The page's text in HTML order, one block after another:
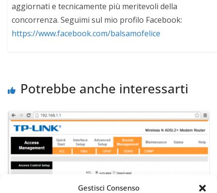
Gestisci Consenso
aggiornati e tecnicamente più meritevoli della
concorrenza. Seguimi sul mio profilo Facebook:
https://www.facebook.com/balsamofelice
Potrebbe anche interessarti